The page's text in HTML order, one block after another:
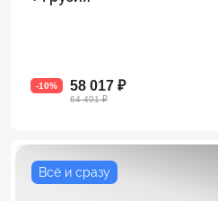
-10% 58 017 ₽
64 491 ₽
Всё и сразу